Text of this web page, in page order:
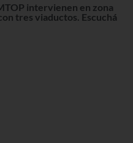
intervienen en zona
tres viaductos. Escuchá